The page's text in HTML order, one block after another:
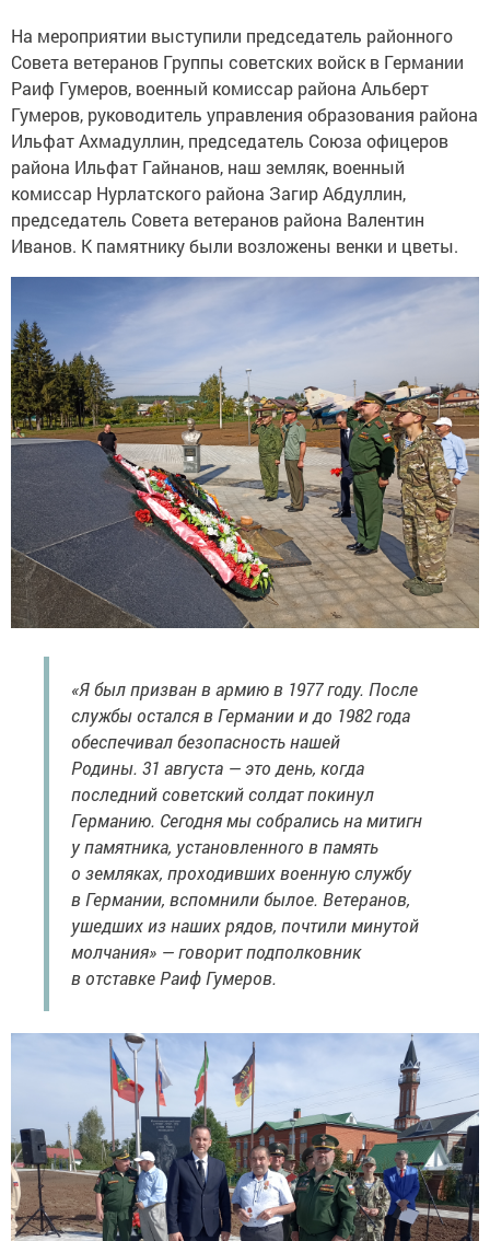
На мероприятии выступили председатель районного
Совета ветеранов Группы советских войск в Германии
Раиф Гумеров, военный комиссар района Альберт
Гумеров, руководитель управления образования района
Ильфат Ахмадуллин, председатель Союза офицеров
района Ильфат Гайнанов, наш земляк, военный
комиссар Нурлатского района Загир Абдуллин,
председатель Совета ветеранов района Валентин
Иванов. К памятнику были возложены венки и цветы.
«Я был призван в армию в 1977 году. После
службы остался в Германии и до 1982 года
обеспечивал безопасность нашей
Родины. 31 августа — это день, когда
последний советский солдат покинул
Германию. Сегодня мы собрались на митигн
у памятника, установленного в память
о земляках, проходивших военную службу
в Германии, вспомнили былое. Ветеранов,
ушедших из наших рядов, почтили минутой
молчания» — говорит подполковник
в отставке Раиф Гумеров.